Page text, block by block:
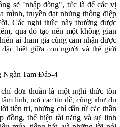
sẽ "nhập đồng", tức là để các vị
mình, truyền đạt những thông điệp
Các nghi thức này thường được
qua đó tạo nên một không gian
ai tham gia cũng cảm nhận được
biệt giữa con người và thế giới
đơn thuần là một nghi thức tôn
linh, nơi các tín đồ, cũng như du
tiên tri, những chỉ dẫn từ các thần
đồng, thể hiện tài năng và sự linh